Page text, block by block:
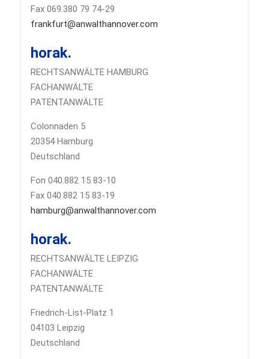
Fax 069.380 79 74-29
frankfurt@anwalthannover.com
horak.
RECHTSANWÄLTE HAMBURG
FACHANWÄLTE
PATENTANWÄLTE
Colonnaden 5
20354 Hamburg
Deutschland
Fon 040.882 15 83-10
Fax 040.882 15 83-19
hamburg@anwalthannover.com
horak.
RECHTSANWÄLTE LEIPZIG
FACHANWÄLTE
PATENTANWÄLTE
Friedrich-List-Platz 1
04103 Leipzig
Deutschland